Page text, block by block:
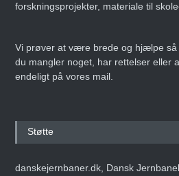
forskningsprojekter, materiale til
Vi prøver at være brede og hjælpe så
du mangler noget, har rettelser eller
endeligt på vores mail.
Støtte
danskejernbaner.dk, Dansk